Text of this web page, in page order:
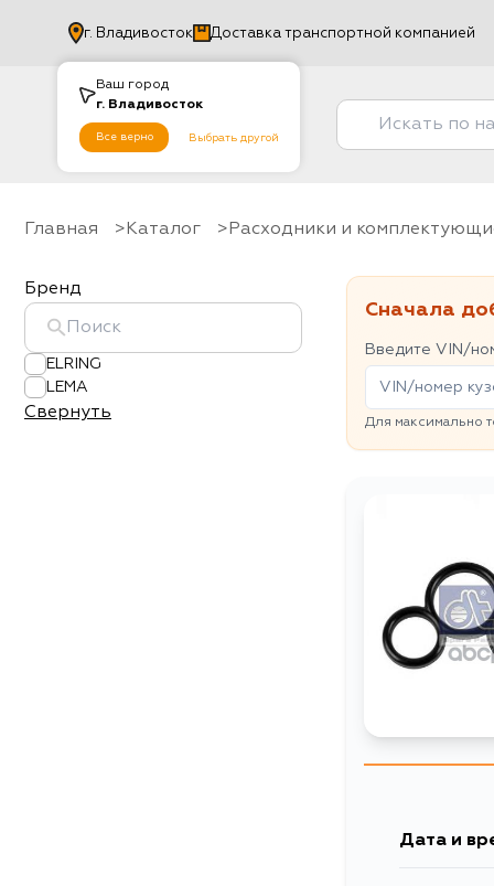
Ваш город
г. Владивосток
Все верно Выбрать другой
г. Владивосток Доставка транспортной компанией
Главная Каталог Расходники и
Бренд
ELRING
LEMA
Свернуть
Сначала
Введите VIN/
Для максимально
Дата и